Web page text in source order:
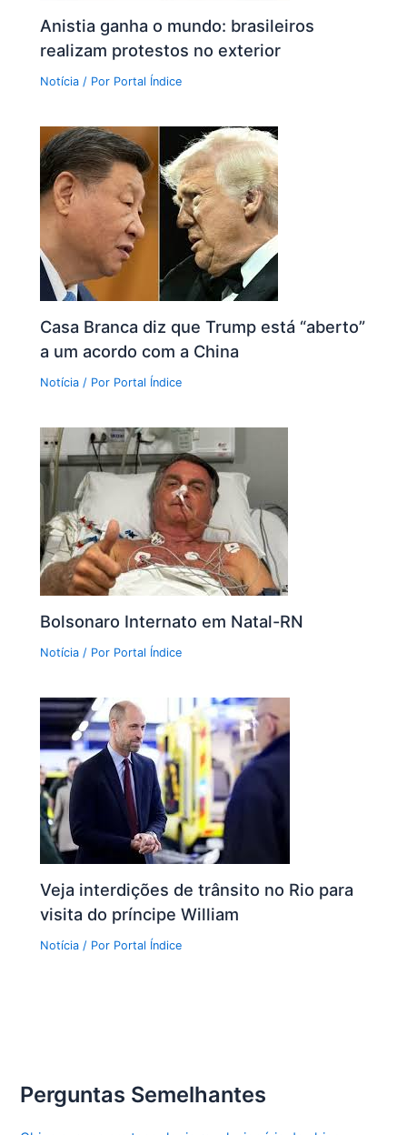
Anistia ganha o mundo: brasileiros
realizam protestos no exterior
Notícia / Por Portal Índice
Casa Branca diz que Trump está “aberto”
a um acordo com a China
Notícia / Por Portal Índice
Bolsonaro Internato em Natal-RN
Notícia / Por Portal Índice
Veja interdições de trânsito no Rio para
visita do príncipe William
Notícia / Por Portal Índice
Perguntas Semelhantes